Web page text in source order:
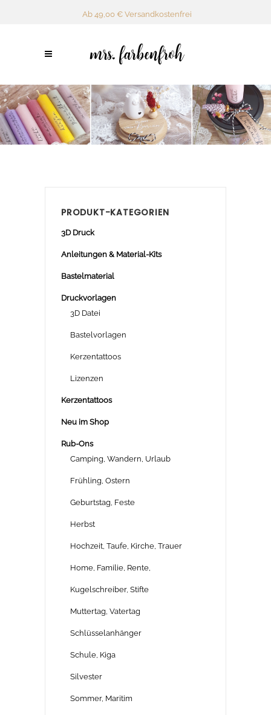
Ab 49,00 € Versandkostenfrei
PRODUKT-KATEGORIEN
3D Druck
Anleitungen & Material-Kits
Bastelmaterial
Druckvorlagen
3D Datei
Bastelvorlagen
Kerzentattoos
Lizenzen
Kerzentattoos
Neu im Shop
Rub-Ons
Camping, Wandern, Urlaub
Frühling, Ostern
Geburtstag, Feste
Herbst
Hochzeit, Taufe, Kirche, Trauer
Home, Familie, Rente,
Kugelschreiber, Stifte
Muttertag, Vatertag
Schlüsselanhänger
Schule, Kiga
Silvester
Sommer, Maritim